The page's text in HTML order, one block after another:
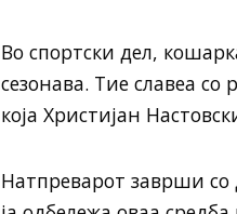
Во спортски дел,
сезонава. Тие славеа
која Христијан
Натпреварот заврши